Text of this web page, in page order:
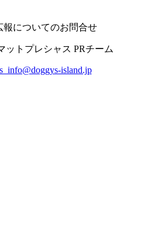
報についてのお問合せ
ットプレシャス PRチーム
island.jp